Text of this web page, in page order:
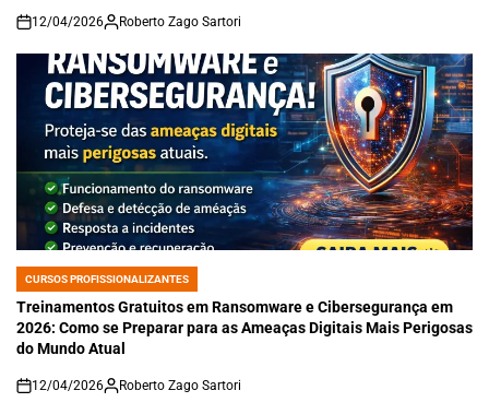
on
12/04/2026 Roberto Zago Sartori
POSTED
IN
CURSOS PROFISSIONALIZANTES
Treinamentos Gratuitos em Ransomware e Cibersegurança em
2026: Como se Preparar para as Ameaças Digitais Mais Perigosas
do Mundo Atual
on
12/04/2026 Roberto Zago Sartori